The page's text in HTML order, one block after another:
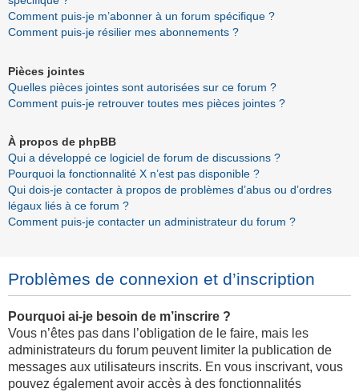
Comment puis-je m’abonner à un forum spécifique ?
Comment puis-je résilier mes abonnements ?
Pièces jointes
Quelles pièces jointes sont autorisées sur ce forum ?
Comment puis-je retrouver toutes mes pièces jointes ?
À propos de phpBB
Qui a développé ce logiciel de forum de discussions ?
Pourquoi la fonctionnalité X n’est pas disponible ?
Qui dois-je contacter à propos de problèmes d’abus ou d’ordres
légaux liés à ce forum ?
Comment puis-je contacter un administrateur du forum ?
Problèmes de connexion et d’inscription
Pourquoi ai-je besoin de m’inscrire ?
Vous n’êtes pas dans l’obligation de le faire, mais les
administrateurs du forum peuvent limiter la publication de
messages aux utilisateurs inscrits. En vous inscrivant, vous
pouvez également avoir accès à des fonctionnalités